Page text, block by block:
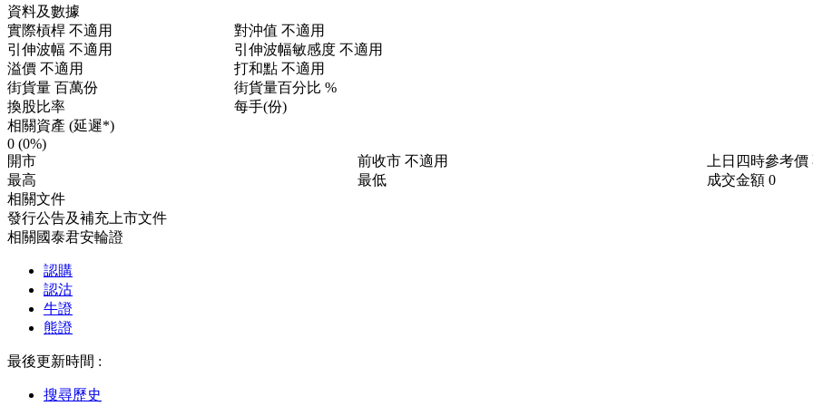
資料及數據
實際槓桿 不適用 對沖值 不適用
引伸波幅 不適用 引伸波幅敏感度 不適用
溢價 不適用 打和點 不適用
街貨量 百萬份 街貨量百分比 %
換股比率
每手(份)
相關資產 (延遲*)
0 (0%)
開市
前收市 不適用 上日四時參考價
最高
最低 成交金額 0
相關文件
發行公告及補充上市文件
相關國泰君安輪證
認購
認沽
牛證
熊證
最後更新時間 :
搜尋歷史